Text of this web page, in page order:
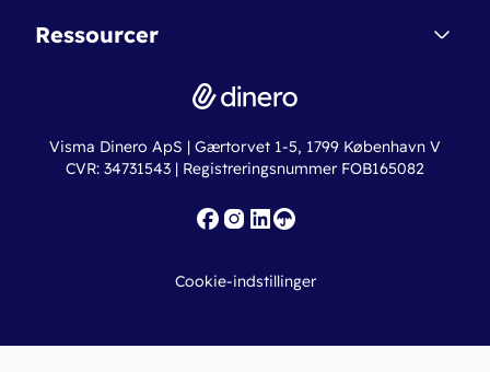
Nye funktioner
Dinero Pro
Erhvervslån
Fakturaskabeloner
Regnskabsordbogen
Online regnskabskurser
Ressourcer
Ny virksomhed
Iværksætterlegat
Visma Dinero ApS | Gærtorvet 1-5, 1799 København V
CVR: 34731543 | Registreringsnummer FOB165082
Cookie-indstillinger